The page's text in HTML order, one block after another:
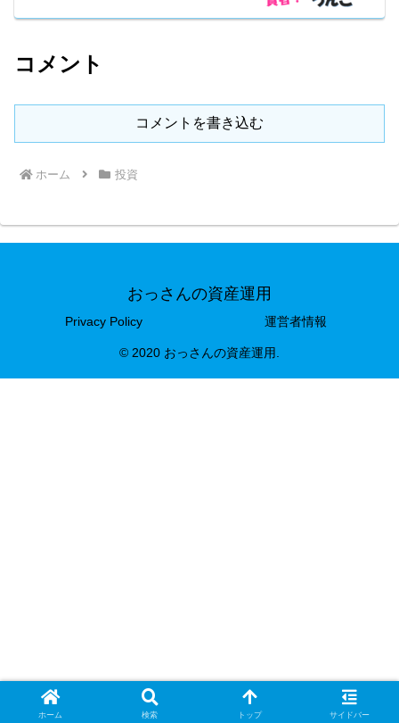
コメント
コメントを書き込む
ホーム 投資
おっさんの資産運用
Privacy Policy 運営者情報
© 2020 おっさんの資産運用.
ホーム 検索 トップ サイドバー